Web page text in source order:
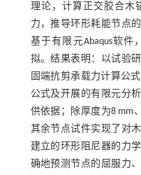
理论，计算正交胶合木
力，推导环形耗能节点
基于有限元Abaqus软
拟。结果表明：以试验
固端抗剪承载力计算公
公式及开展的有限元分
供依据；除厚度为8 mm
其余节点试件实现了对
建立的环形阻尼器的力
确地预测节点的屈服力